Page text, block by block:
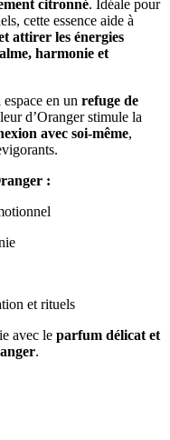
citronné. Idéale pour
cette essence aide à
attirer les énergies
harmonie et
en un refuge de
d’Oranger stimule la
avec soi-même,
:
et rituels
avec le parfum délicat et
.